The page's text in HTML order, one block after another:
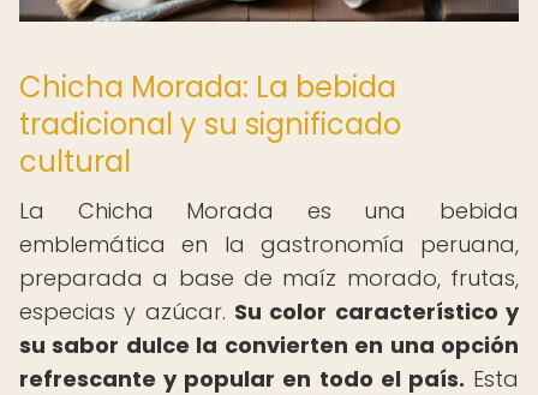
Chicha Morada: La bebida
tradicional y su significado
cultural
La Chicha Morada es una bebida
emblemática en la gastronomía peruana,
preparada a base de maíz morado, frutas,
especias y azúcar. Su color característico y
su sabor dulce la convierten en una opción
refrescante y popular en todo el país. Esta